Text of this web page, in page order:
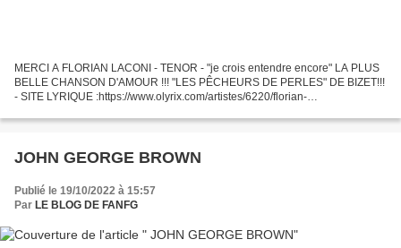
MERCI A FLORIAN LACONI - TENOR - "je crois entendre encore" LA PLUS
BELLE CHANSON D'AMOUR !!! "LES PÊCHEURS DE PERLES" DE BIZET!!!
- SITE LYRIQUE :https://www.olyrix.com/artistes/6220/florian-
JOHN GEORGE BROWN
Publié le 19/10/2022 à 15:57
Par LE BLOG DE FANFG